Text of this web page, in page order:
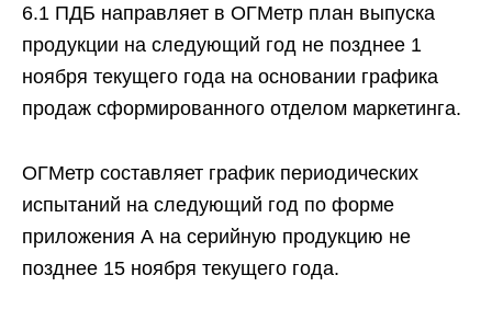
6.1 ПДБ направляет в ОГМетр план выпуска
продукции на следующий год не позднее 1
ноября текущего года на основании графика
продаж сформированного отделом маркетинга.
ОГМетр составляет график периодических
испытаний на следующий год по форме
приложения А на серийную продукцию не
позднее 15 ноября текущего года.